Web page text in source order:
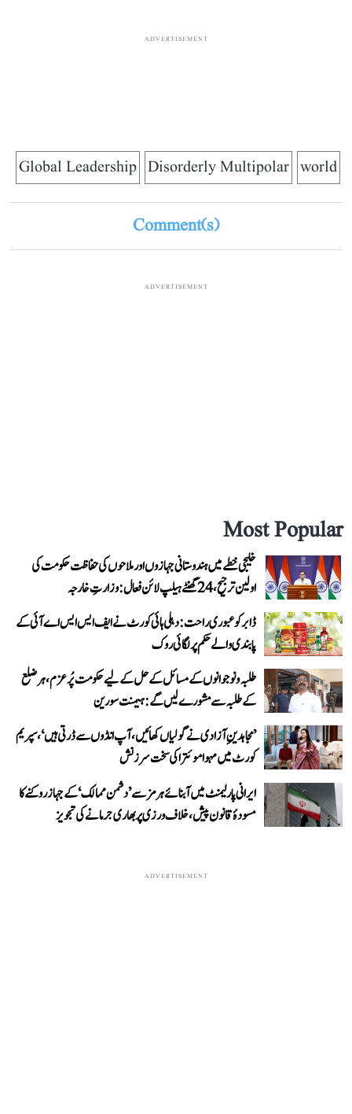
ADVERTISEMENT
world
Disorderly Multipolar
Global Leadership
Comment(s)
ADVERTISEMENT
Most Popular
خلیجی خطے میں ہندوستانی جہازوں اور ملاحوں کی حفاظت حکومت کی
اولین ترجیح، 24 گھنٹے ہیلپ لائن فعال: وزارتِ خارجہ
ڈابر کو عبوری راحت: دہلی ہائی کورٹ نے ایف ایس ایس اے آئی کے
پابندی والے حکم پر لگائی روک
طلبہ و نوجوانوں کے مسائل کے حل کے لیے حکومت پُرعزم، ہر ضلع
کے طلبہ سے مشورے لیں گے: ہیمنت سورین
’مجاہدینِ آزادی نے گولیاں کھائیں، آپ انڈوں سے ڈرتی ہیں‘، سپریم
کورٹ میں مہوا موئترا کی سخت سرزنش
ایرانی پارلیمنٹ میں آبنائے ہرمز سے ’دشمن ممالک‘ کے جہاز روکنے کا
مسودۂ قانون پیش، خلاف ورزی پر بھاری جرمانے کی تجویز
ADVERTISEMENT